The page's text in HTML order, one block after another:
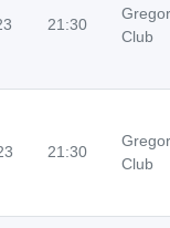
21:30
Club
21:30
Club